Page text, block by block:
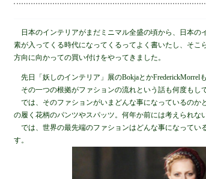
日本のインテリアがまだミニマル全盛の頃から、日本の
素が入ってくる時代になってくるってよく書いたし、そこ
方向に向かっての買い付けをやってきました。
先日「妖しのインテリア」展のBokjaとかFrederickMorrel
その一つの根拠がファションの流れという話も何度もし
では、そのファションがいまどんな事になっているのか
の履く花柄のパンツやスパッツ。何年か前には考えられな
では、世界の最先端のファションはどんな事になってい
す。